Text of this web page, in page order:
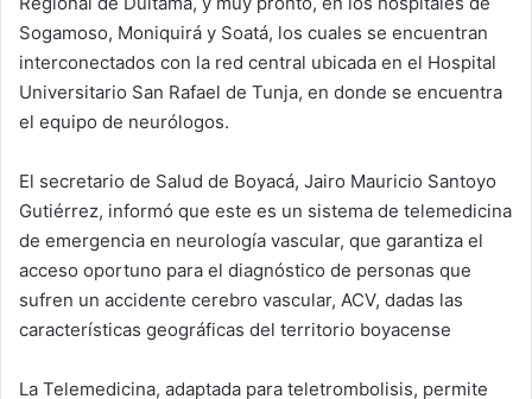
Sogamoso, Moniquirá y Soatá, los cuales se encuentran
interconectados con la red central ubicada en el Hospital
Universitario San Rafael de Tunja, en donde se encuentra
el equipo de neurólogos.
El secretario de Salud de Boyacá, Jairo Mauricio Santoyo
Gutiérrez, informó que este es un sistema de telemedicina
de emergencia en neurología vascular, que garantiza el
acceso oportuno para el diagnóstico de personas que
sufren un accidente cerebro vascular, ACV, dadas las
características geográficas del territorio boyacense
La Telemedicina, adaptada para teletrombolisis, permite